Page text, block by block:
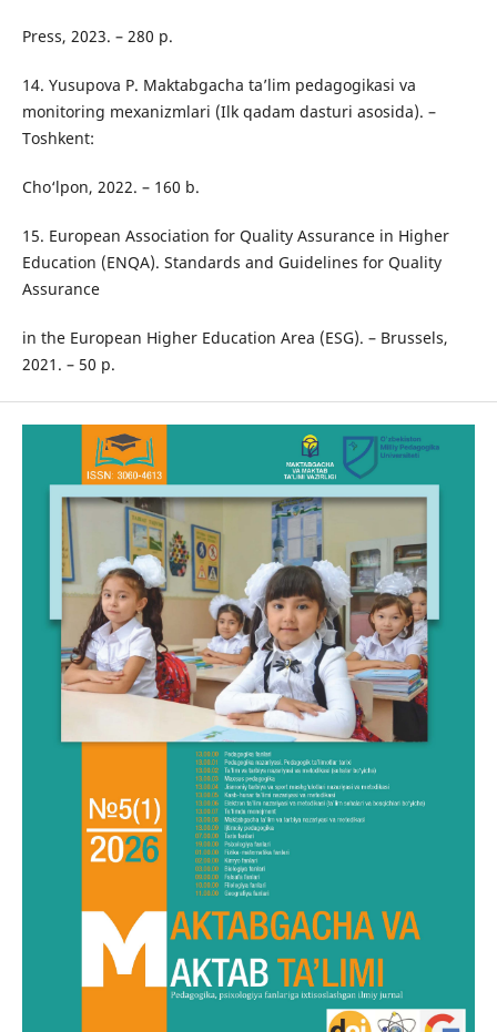
Press, 2023. – 280 p.
14. Yusupova P. Maktabgacha ta’lim pedagogikasi va
monitoring mexanizmlari (Ilk qadam dasturi asosida). –
Toshkent:
Cho‘lpon, 2022. – 160 b.
15. European Association for Quality Assurance in Higher
Education (ENQA). Standards and Guidelines for Quality
Assurance
in the European Higher Education Area (ESG). – Brussels,
2021. – 50 p.